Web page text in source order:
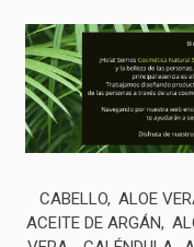
CABELLO ALOE
ACEITE DE ARGÁN